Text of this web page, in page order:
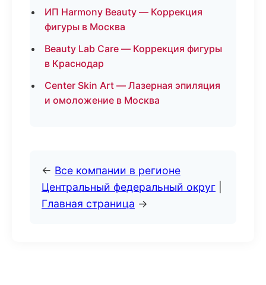
ИП Harmony Beauty — Коррекция
фигуры в Москва
Beauty Lab Care — Коррекция фигуры
в Краснодар
Center Skin Art — Лазерная эпиляция
и омоложение в Москва
← Все компании в регионе
Центральный федеральный округ
Главная страница →